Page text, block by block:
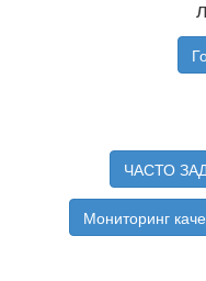
ЧАСТО
Мониторинг